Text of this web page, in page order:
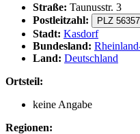
Straße: Taunusstr. 3
Postleitzahl:
PLZ 56357
Stadt: Kasdorf
Bundesland:
Land: Deutschland
Ortsteil:
keine Angabe
Regionen: